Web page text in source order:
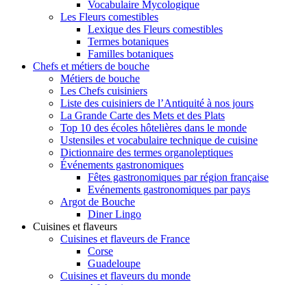
Vocabulaire Mycologique
Les Fleurs comestibles
Lexique des Fleurs comestibles
Termes botaniques
Familles botaniques
Chefs et métiers de bouche
Métiers de bouche
Les Chefs cuisiniers
Liste des cuisiniers de l’Antiquité à nos jours
La Grande Carte des Mets et des Plats
Top 10 des écoles hôtelières dans le monde
Ustensiles et vocabulaire technique de cuisine
Dictionnaire des termes organoleptiques
Événements gastronomiques
Fêtes gastronomiques par région française
Evénements gastronomiques par pays
Argot de Bouche
Diner Lingo
Cuisines et flaveurs
Cuisines et flaveurs de France
Corse
Guadeloupe
Cuisines et flaveurs du monde